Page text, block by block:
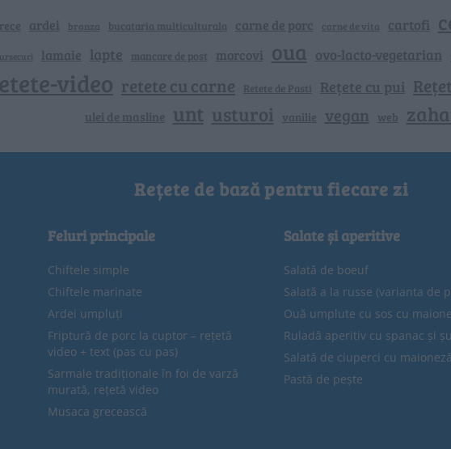
ardei branza bucataria multiculturala carne de porc carne de vita cartofi
lamaie lapte mancare de post morcovi oua ovo-lacto-vegetarian
video retete cu carne Retete de Pasti Rețete cu pui
ulei de masline unt usturoi vanilie vegan web
Rețete de bază pentru fiecare zi
Feluri principale
Chiftele simple
Chiftele marinate
Ardei umpluți
Friptură de porc la cuptor – rețetă
video + text (pas cu pas)
Sarmale tradiționale în foi de varză
murată, rețetă video
Musaca grecească
Salate și aperitive
Salată de boeuf
Salată a la russe (varianta de
Ouă umplute cu sos cu
Ruladă aperitiv cu spanac și
Salată de ciuperci cu maioneză
Pastă de pește